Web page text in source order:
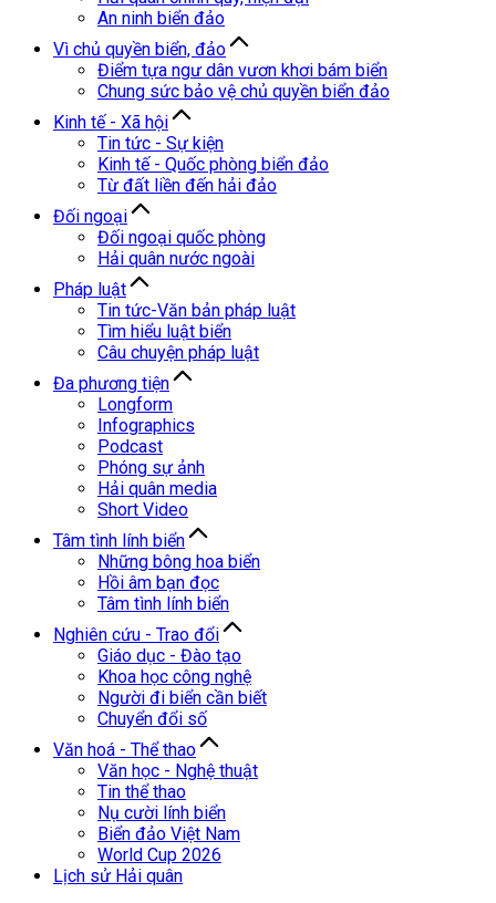
An ninh biển đảo
Vì chủ quyền biển, đảo
Điểm tựa ngư dân vươn khơi bám biển
Chung sức bảo vệ chủ quyền biển đảo
Kinh tế - Xã hội
Tin tức - Sự kiện
Kinh tế - Quốc phòng biển đảo
Từ đất liền đến hải đảo
Đối ngoại
Đối ngoại quốc phòng
Hải quân nước ngoài
Pháp luật
Tin tức-Văn bản pháp luật
Tìm hiểu luật biển
Câu chuyện pháp luật
Đa phương tiện
Longform
Infographics
Podcast
Phóng sự ảnh
Hải quân media
Short Video
Tâm tình lính biển
Những bông hoa biển
Hồi âm bạn đọc
Tâm tình lính biển
Nghiên cứu - Trao đổi
Giáo dục - Đào tạo
Khoa học công nghệ
Người đi biển cần biết
Chuyển đổi số
Văn hoá - Thể thao
Văn học - Nghệ thuật
Tin thể thao
Nụ cười lính biển
Biển đảo Việt Nam
World Cup 2026
Lịch sử Hải quân